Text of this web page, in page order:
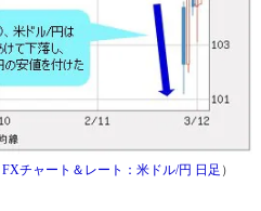
FXチャート＆レート：米ドル/円 日足 ）